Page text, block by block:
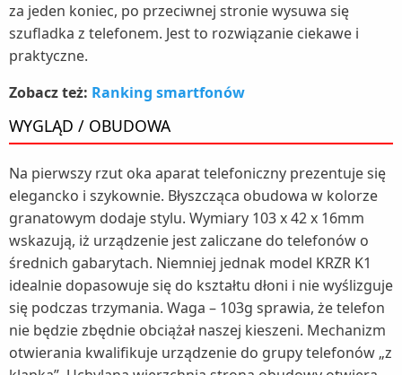
za jeden koniec, po przeciwnej stronie wysuwa się
szufladka z telefonem. Jest to rozwiązanie ciekawe i
praktyczne.
Zobacz też: Ranking smartfonów
WYGLĄD / OBUDOWA
Na pierwszy rzut oka aparat telefoniczny prezentuje się
elegancko i szykownie. Błyszcząca obudowa w kolorze
granatowym dodaje stylu. Wymiary 103 x 42 x 16mm
wskazują, iż urządzenie jest zaliczane do telefonów o
średnich gabarytach. Niemniej jednak model KRZR K1
idealnie dopasowuje się do kształtu dłoni i nie wyślizguje
się podczas trzymania. Waga – 103g sprawia, że telefon
nie będzie zbędnie obciążał naszej kieszeni. Mechanizm
otwierania kwalifikuje urządzenie do grupy telefonów „z